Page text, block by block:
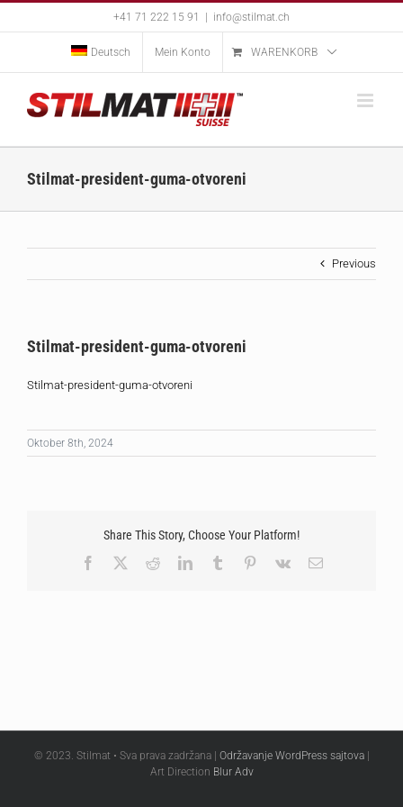
+41 71 222 15 91 info@stilmat.ch
Deutsch Mein Konto WARENKORB
Stilmat-president-guma-otvoreni
Previous
Stilmat-president-guma-otvoreni
Stilmat-president-guma-otvoreni
Oktober 8th, 2024
Share This Story, Choose Your Platform!
Facebook
RedditLinkedInTumblr Pinterest
Vk Email
© 2023. Stilmat • Sva prava zadržana | Održavanje WordPress sajtova|
Art Direction Blur Adv